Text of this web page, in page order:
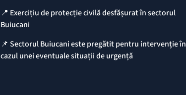
📍 Exercițiu de protecție civilă desfășurat în sectorul
Buiucani
📌 Sectorul Buiucani este pregătit pentru intervenție în
cazul unei eventuale situații de urgență